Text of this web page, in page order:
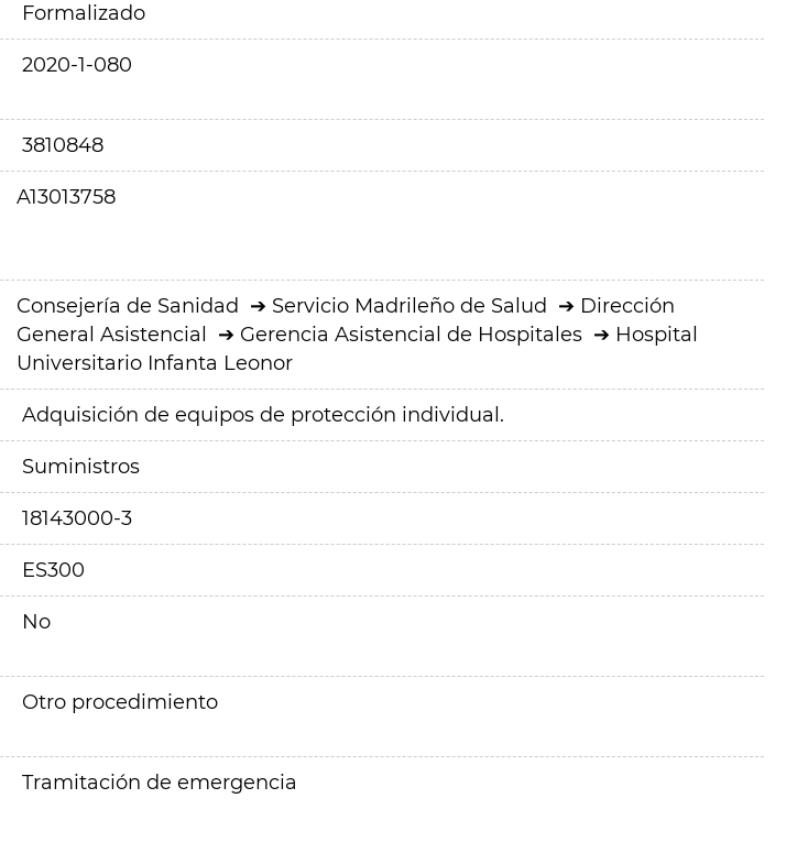
Formalizado
2020-1-080
3810848
A13013758
Consejería de Sanidad Servicio Madrileño de Salud
Dirección
General Asistencial
Gerencia Asistencial de Hospitales
Hospital
Universitario Infanta Leonor
Adquisición de equipos de protección individual.
Suministros
18143000-3
ES300
No
Otro procedimiento
Tramitación de emergencia